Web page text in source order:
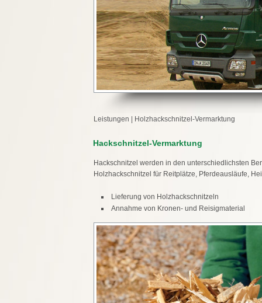
Leistungen Holzhackschnitzel-Vermarktung
Hackschnitzel-Vermarktung
Hackschnitzel werden in den unterschiedlichsten
Holzhackschnitzel für Reitplätze, Pferdeausläufe,
Lieferung von Holzhackschnitzeln
Annahme von Kronen- und Reisigmaterial